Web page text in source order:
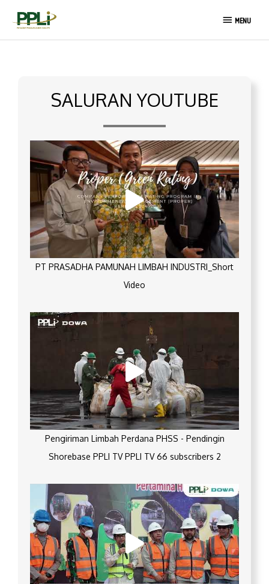
MENU
MENU
SALURAN YOUTUBE
PT PRASADHA PAMUNAH LIMBAH INDUSTRI_Short
Video
Pengiriman Limbah Perdana PHSS - Pendingin
Shorebase PPLI TV PPLI TV 66 subscribers 2